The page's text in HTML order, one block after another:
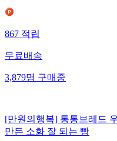
867적립
무료배송
3,879명구매중
[만원의행복] 통통브레드
만든 소화 잘 되는 빵